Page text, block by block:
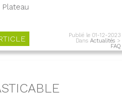
Publié le 01-12-2023
Dans Actualités >
FAQ